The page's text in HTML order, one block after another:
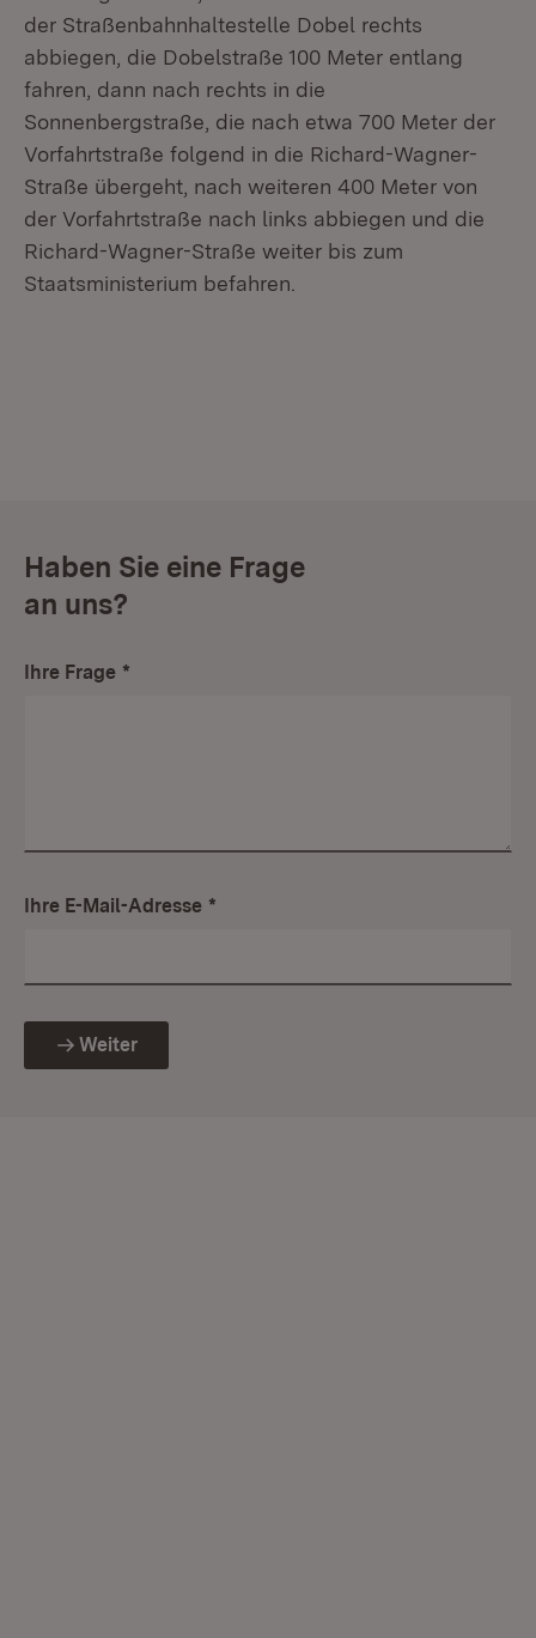
der Straßenbahnhaltestelle Dobel rechts
abbiegen, die Dobelstraße 100 Meter entlang
fahren, dann nach rechts in die
Sonnenbergstraße, die nach etwa 700 Meter der
Vorfahrtstraße folgend in die Richard-Wagner-
Straße übergeht, nach weiteren 400 Meter von
der Vorfahrtstraße nach links abbiegen und die
Richard-Wagner-Straße weiter bis zum
Staatsministerium befahren.
Haben Sie eine Frage
an uns?
Ihre Frage *
Ihre E-Mail-Adresse *
Weiter